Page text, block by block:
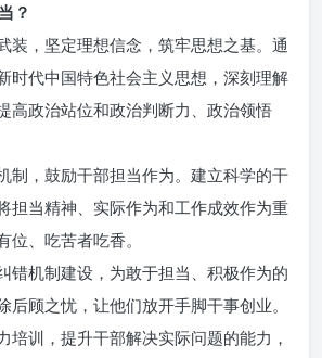
？
装，坚定理想信念，筑牢思想之基。通
时代中国特色社会主义思想，深刻理解
高政治站位和政治判断力、政治领悟
制，鼓励干部担当作为。建立科学的干
担当精神、实际作为和工作成效作为重
、吃苦者吃香。
错机制建设，为敢于担当、积极作为的
后顾之忧，让他们放开手脚干事创业。
培训，提升干部解决实际问题的能力，